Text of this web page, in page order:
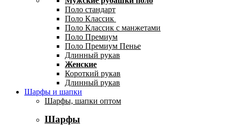
Поло стандарт
Поло Классик
Поло Классик с манжетами
Поло Премиум
Поло Премиум Пенье
Длинный рукав
Женские
Короткий рукав
Длинный рукав
Шарфы и шапки
Шарфы, шапки оптом
Шарфы